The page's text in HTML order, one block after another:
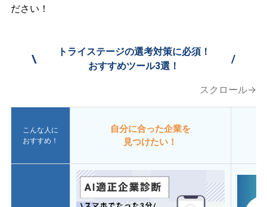
ださい！
\
トライステージの選考対策に必須！
おすすめツール3選！
/
スクロール→
こんな人に
おすすめ！
自分に合った企業を
見つけたい！